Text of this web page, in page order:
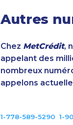
Autres
Chez MetCrédit,
appelant des
nombreux
appelons
1-778-589-5290 1-